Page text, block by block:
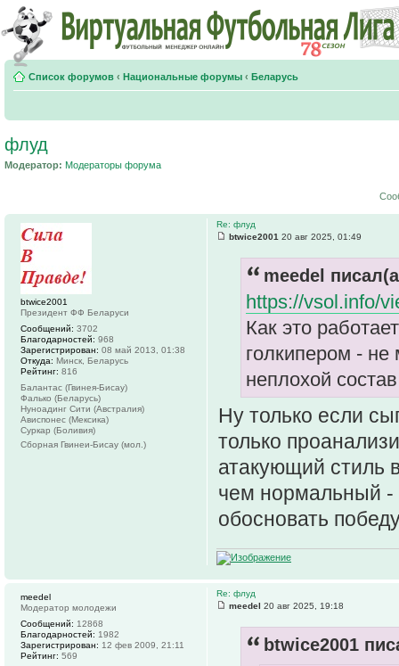
Список форумов ‹ Национальные форумы ‹ Беларусь
флуд
Модератор: Модераторы форума
Re: флуд
btwice2001 20 авг 2025, 01:49
meedel
https://vsol.info/
Как это
голкипером - не
неплохой
Ну только если
только
атакующий стиль
чем нормальный -
обосновать
btwice2001
Президент ФФ Беларуси
Сообщений: 3702
Благодарностей: 968
Зарегистрирован: 08 май 2013, 01:38
Откуда: Минск, Беларусь
Рейтинг: 816
Балантас (Гвинея-Бисау)
Фалько (Беларусь)
Нуноадинг Сити (Австралия)
Ависпонес (Мексика)
Суркар (Боливия)
Сборная Гвинеи-Бисау (мол.)
Re: флуд
meedel 20 авг 2025, 19:18
btwice2001
meedel
Модератор молодежи
Сообщений: 12868
Благодарностей: 1982
Зарегистрирован: 12 фев 2009, 21:11
Рейтинг: 569